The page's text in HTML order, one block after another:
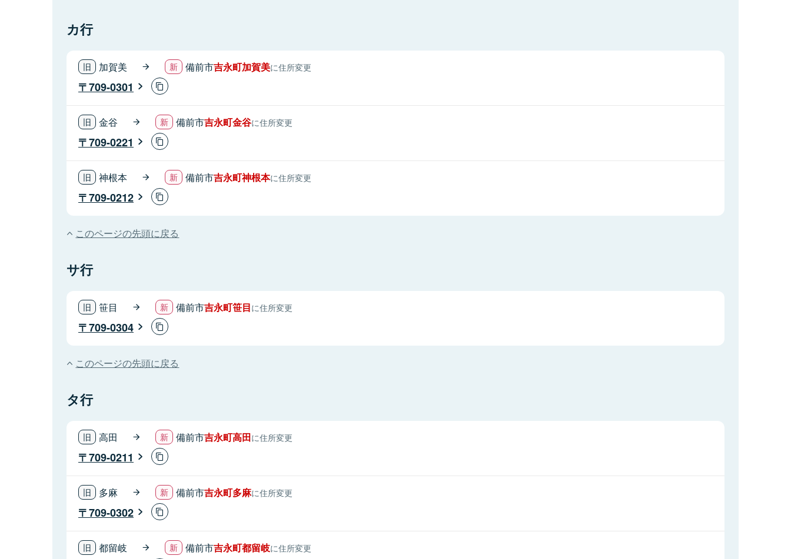
カ行
加賀美 備前市吉永町加賀美に住所変更
709-0301
金谷 備前市吉永町金谷に住所変更
709-0221
神根本 備前市吉永町神根本に住所変更
709-0212
このページの先頭に戻る
サ行
笹目 備前市吉永町笹目に住所変更
709-0304
このページの先頭に戻る
タ行
高田 備前市吉永町高田に住所変更
709-0211
多麻 備前市吉永町多麻に住所変更
709-0302
都留岐 備前市吉永町都留岐に住所変更